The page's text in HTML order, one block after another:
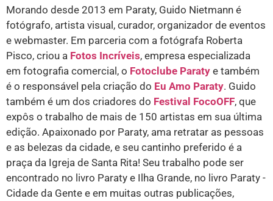
Morando desde 2013 em Paraty, Guido Nietmann é
fotógrafo, artista visual, curador, organizador de eventos
e webmaster. Em parceria com a fotógrafa Roberta
Pisco, criou a Fotos Incríveis, empresa especializada
em fotografia comercial, o Fotoclube Paraty e também
é o responsável pela criação do Eu Amo Paraty. Guido
também é um dos criadores do Festival FocoOFF, que
expôs o trabalho de mais de 150 artistas em sua última
edição. Apaixonado por Paraty, ama retratar as pessoas
e as belezas da cidade, e seu cantinho preferido é a
praça da Igreja de Santa Rita! Seu trabalho pode ser
encontrado no livro Paraty e Ilha Grande, no livro Paraty -
Cidade da Gente e em muitas outras publicações,